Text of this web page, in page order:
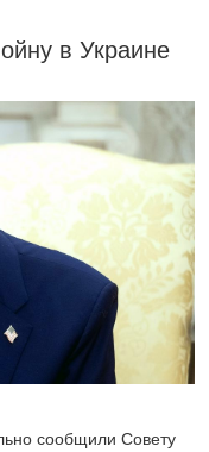
в Украине
сообщили Совету